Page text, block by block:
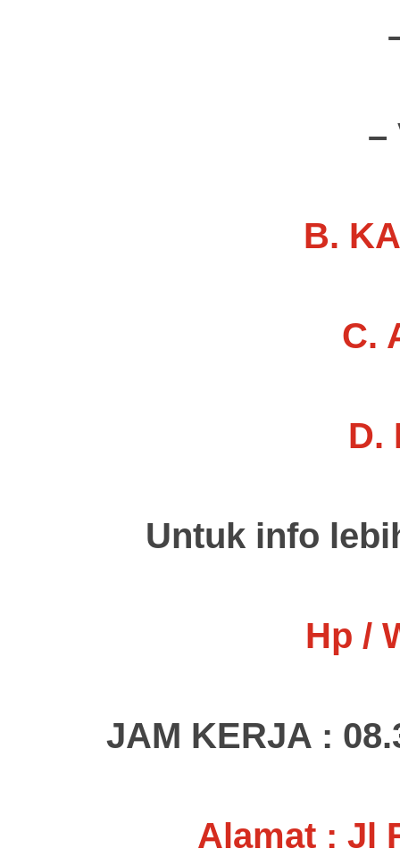
–
B.
C.
D.
Untuk info
Hp /
JAM KERJA :
Alamat : Jl